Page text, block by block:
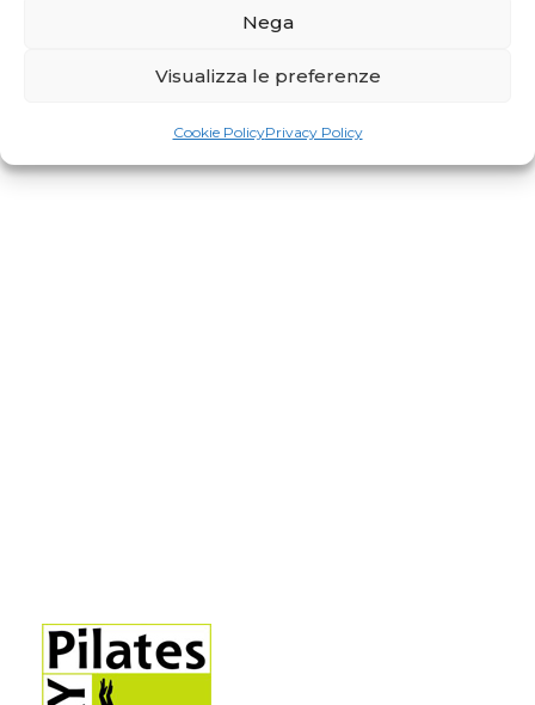
Nega
Visualizza le preferenze
Cookie PolicyPrivacy Policy